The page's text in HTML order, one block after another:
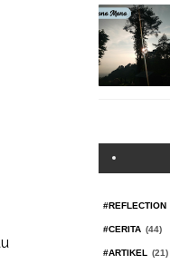
#REFLECTION
#CERITA (44)
#ARTIKEL (21)